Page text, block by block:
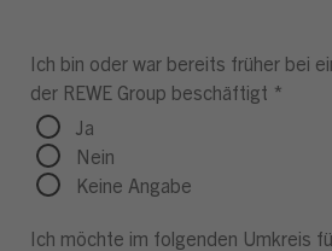
Ich bin oder war bereits früher bei
der REWE Group beschäftigt *
Ja
Nein
Keine Angabe
Ich möchte im folgenden Umkreis